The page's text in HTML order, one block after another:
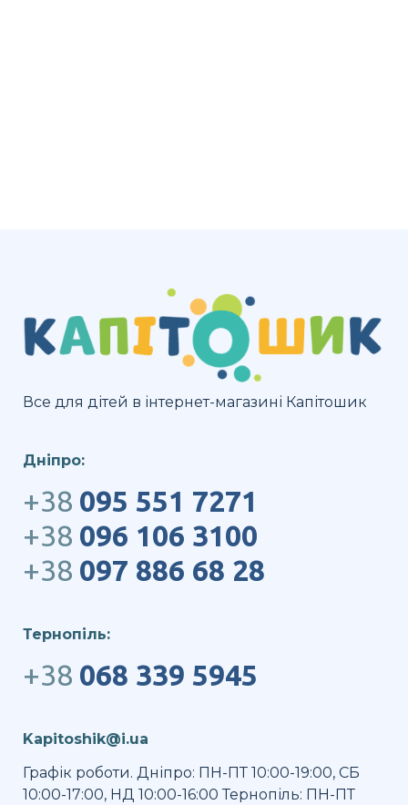
Все для дітей в інтернет-магазині Капітошик
Дніпро:
+38 095 551 7271
+38 096 106 3100
+38 097 886 68 28
Тернопіль:
+38 068 339 5945
Kapitoshik@i.ua
Графік роботи. Дніпро: ПН-ПТ 10:00-19:00, СБ
10:00-17:00, НД 10:00-16:00 Тернопіль: ПН-ПТ